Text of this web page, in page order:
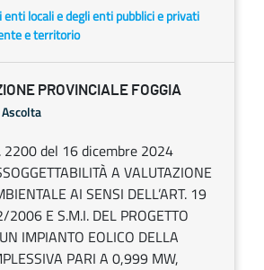
locali e degli enti pubblici e privati
e territorio
PROVINCIALE FOGGIA
Ascolta
2200 del 16 dicembre 2024
A VALUTAZIONE
AI SENSI DELL’ART. 19
2006 E S.M.I. DEL PROGETTO
IMPIANTO EOLICO DELLA
PARI A 0,999 MW,